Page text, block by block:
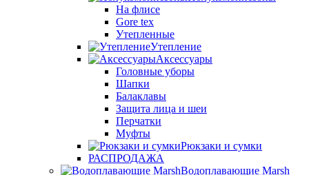
На флисе
Gore tex
Утепленные
Утепление
Аксессуары
Головные уборы
Шапки
Балаклавы
Защита лица и шеи
Перчатки
Муфты
Рюкзаки и сумки
РАСПРОДАЖА
Водоплавающие Marsh